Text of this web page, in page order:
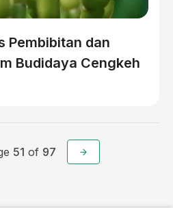
Pembibitan dan
Budidaya Cengkeh
51 of 97